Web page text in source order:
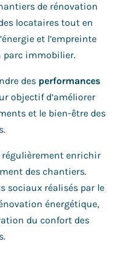
de rénovation
locataires tout en
et l’empreinte
parc immobilier.
des performances
objectif d’améliorer
et le bien-être des
enrichir
des chantiers.
sociaux réalisés par le
énergétique,
du confort des